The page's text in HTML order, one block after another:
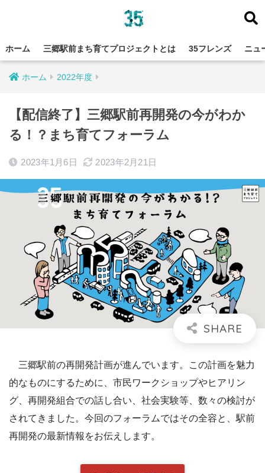
ホーム 三郷駅前まち育てプロジェクトとは 35フレンズ ニュ
ホーム 2022年度
【配信終了】三郷駅前再開発の今がわか
る！？まち育てフォーラム
2023年1月6日 2023年2月21日
三郷駅前の再開発計画が進んでいます。この計画を魅力
的なものにするために、市民ワークショップやヒアリン
グ、再開発組合での話し合い、社会実験等、数々の検討が
されてきました。今回のフォーラムではその全容と、駅前
再開発の最新情報をお伝えします。